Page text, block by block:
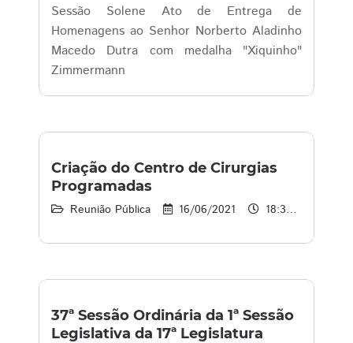
Sessão Solene Ato de Entrega de
Homenagens ao Senhor Norberto Aladinho
Macedo Dutra com medalha "Xiquinho"
Zimmermann
Criação do Centro de Cirurgias
Programadas
Reunião Pública 16/06/2021 18:30 às 21:00
37ª Sessão Ordinária da 1ª Sessão
Legislativa da 17ª Legislatura